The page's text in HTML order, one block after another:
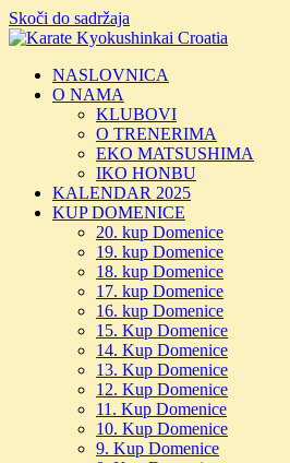
Skoči do sadržaja
NASLOVNICA
O NAMA
KLUBOVI
O TRENERIMA
EKO MATSUSHIMA
IKO HONBU
KALENDAR 2025
KUP DOMENICE
20. kup Domenice
19. kup Domenice
18. kup Domenice
17. kup Domenice
16. kup Domenice
15. Kup Domenice
14. Kup Domenice
13. Kup Domenice
12. Kup Domenice
11. Kup Domenice
10. Kup Domenice
9. Kup Domenice